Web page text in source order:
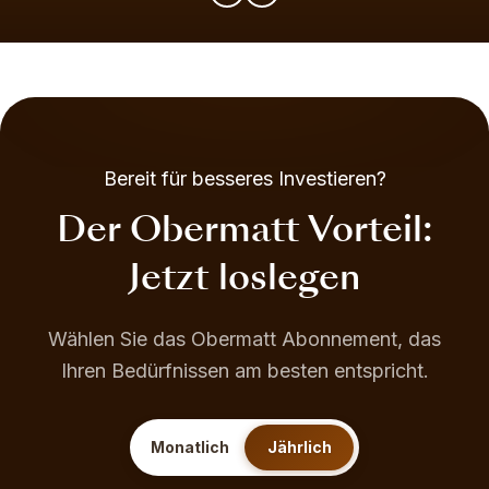
Bereit für besseres Investieren?
Der Obermatt Vorteil:
Jetzt loslegen
Wählen Sie das Obermatt Abonnement, das
Ihren Bedürfnissen am besten entspricht.
Monatlich Jährlich